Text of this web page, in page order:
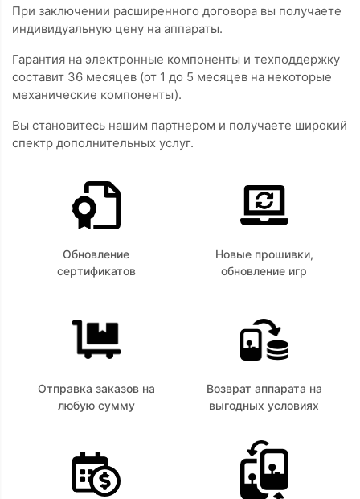
При заключении расширенного договора вы получаете
индивидуальную цену на аппараты.
Гарантия на электронные компоненты и техподдержку
составит 36 месяцев (от 1 до 5 месяцев на некоторые
механические компоненты).
Вы становитесь нашим партнером и получаете широкий
спектр дополнительных услуг.
Обновление
сертификатов
Новые прошивки,
обновление игр
Отправка заказов на
любую сумму
Возврат аппарата на
выгодных условиях